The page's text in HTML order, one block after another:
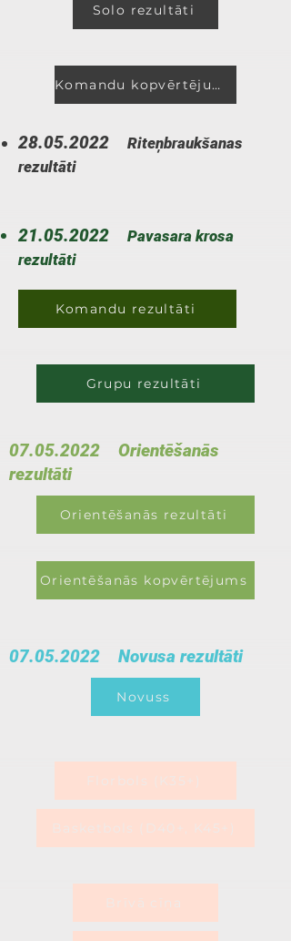
Solo rezultāti
Komandu kopvērtējums
28.05.2022
Riteņbraukšanas
rezultāti
21.05.2022
Pavasara krosa
rezultāti
Komandu rezultāti
Grupu rezultāti
07.05.2022 Orientēšanās
rezultāti
Orientēšanās rezultāti
Orientēšanās kopvērtējums
07.05.2022 Novusa rezultāti
Novuss
Florbols (K35+)
Basketbols (D40+, K45+)